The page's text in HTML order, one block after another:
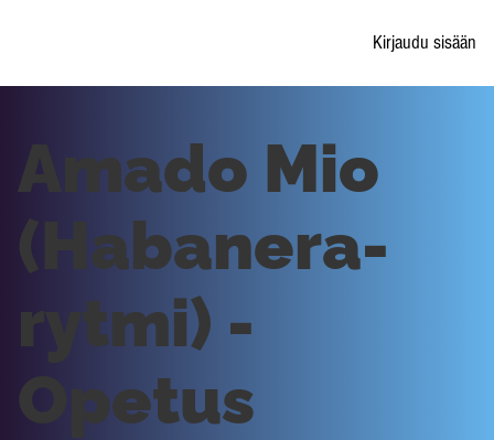
Kirjaudu sisään
Amado Mio
(Habanera-
rytmi) -
Opetus